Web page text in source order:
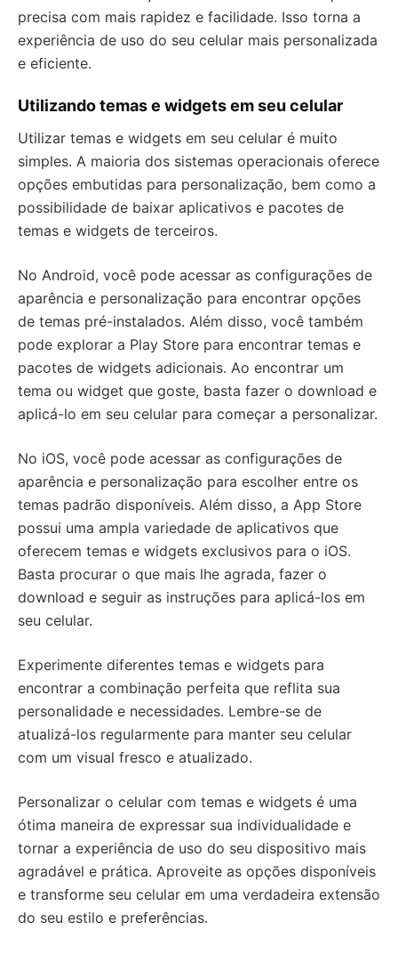
precisa com mais rapidez e facilidade. Isso torna a
experiência de uso do seu celular mais personalizada
e eficiente.
Utilizando temas e widgets em seu celular
Utilizar temas e widgets em seu celular é muito
simples. A maioria dos sistemas operacionais oferece
opções embutidas para personalização, bem como a
possibilidade de baixar aplicativos e pacotes de
temas e widgets de terceiros.
No Android, você pode acessar as configurações de
aparência e personalização para encontrar opções
de temas pré-instalados. Além disso, você também
pode explorar a Play Store para encontrar temas e
pacotes de widgets adicionais. Ao encontrar um
tema ou widget que goste, basta fazer o download e
aplicá-lo em seu celular para começar a personalizar.
No iOS, você pode acessar as configurações de
aparência e personalização para escolher entre os
temas padrão disponíveis. Além disso, a App Store
possui uma ampla variedade de aplicativos que
oferecem temas e widgets exclusivos para o iOS.
Basta procurar o que mais lhe agrada, fazer o
download e seguir as instruções para aplicá-los em
seu celular.
Experimente diferentes temas e widgets para
encontrar a combinação perfeita que reflita sua
personalidade e necessidades. Lembre-se de
atualizá-los regularmente para manter seu celular
com um visual fresco e atualizado.
Personalizar o celular com temas e widgets é uma
ótima maneira de expressar sua individualidade e
tornar a experiência de uso do seu dispositivo mais
agradável e prática. Aproveite as opções disponíveis
e transforme seu celular em uma verdadeira extensão
do seu estilo e preferências.